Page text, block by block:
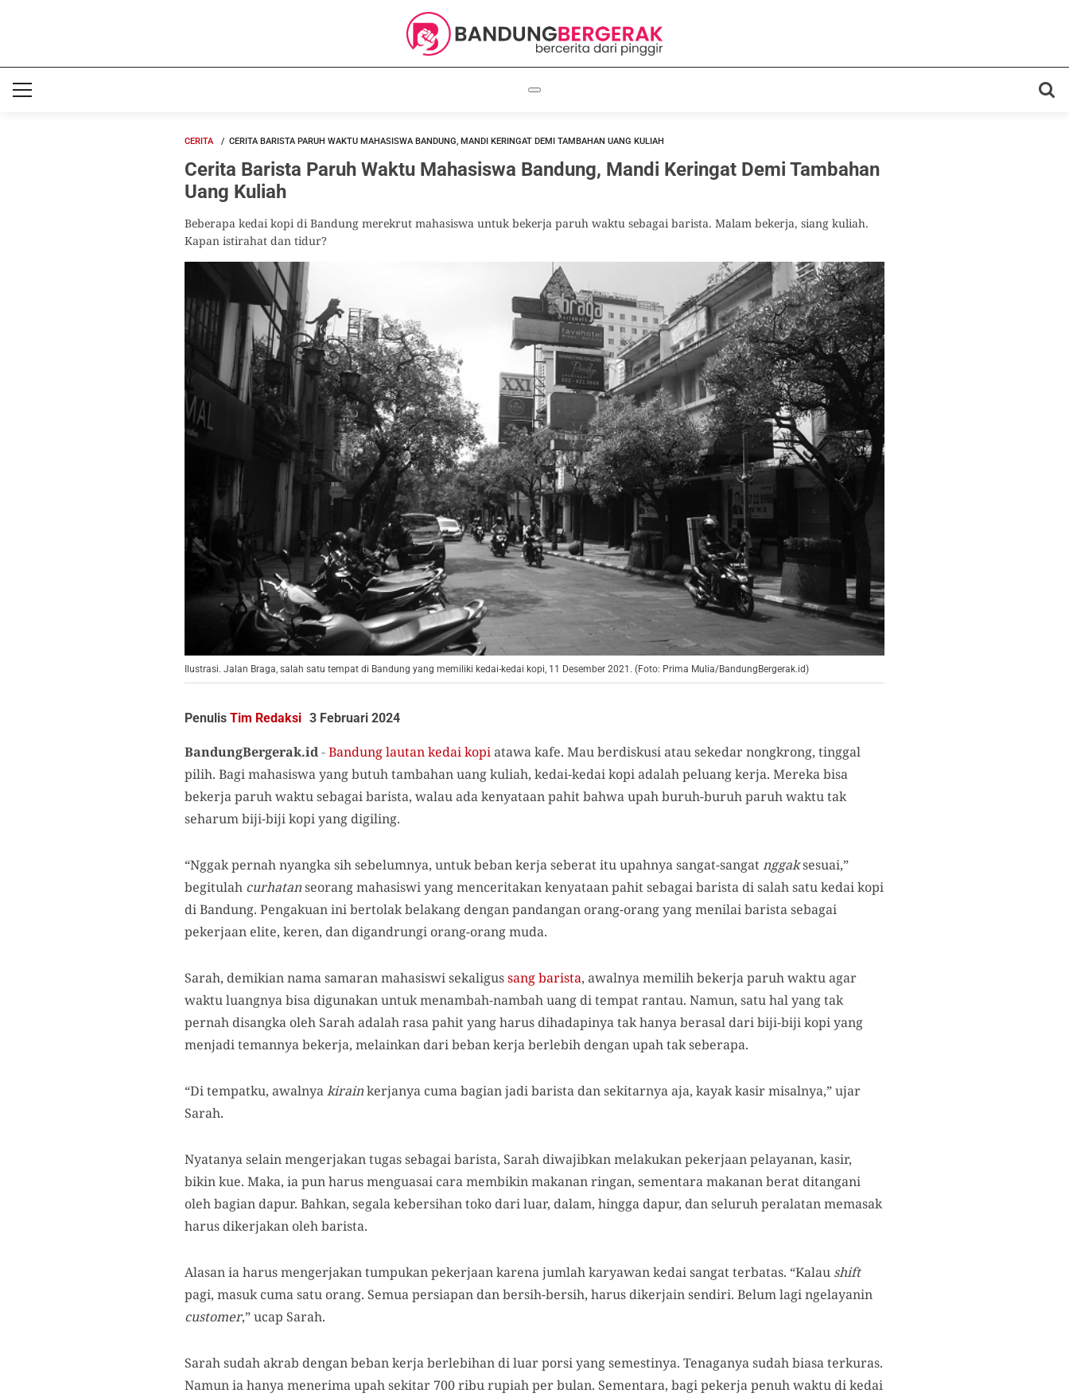
CERITA CERITA BARISTA PARUH WAKTU MAHASISWA BANDUNG, MANDI KERINGAT DEMI TAMBAHAN UANG KULIAH
Cerita Barista Paruh Waktu Mahasiswa Bandung, Mandi Keringat Demi Tambahan
Uang Kuliah
Beberapa kedai kopi di Bandung merekrut mahasiswa untuk bekerja paruh waktu sebagai barista. Malam bekerja, siang kuliah.
Kapan istirahat dan tidur?
Ilustrasi. Jalan Braga, salah satu tempat di Bandung yang memiliki kedai-kedai kopi, 11 Desember 2021. (Foto: Prima Mulia/BandungBergerak.id)
Penulis Tim Redaksi 3 Februari 2024
BandungBergerak.id-Bandung lautan kedai kopiatawa kafe. Mau berdiskusi atau sekedar nongkrong, tinggal
pilih. Bagi mahasiswa yang butuh tambahan uang kuliah, kedai-kedai kopi adalah peluang kerja. Mereka bisa
bekerja paruh waktu sebagai barista, walau ada kenyataan pahit bahwa upah buruh-buruh paruh waktu tak
seharum biji-biji kopi yang digiling.
“Nggak pernah nyangka sih sebelumnya, untuk beban kerja seberat itu upahnya sangat-sangatnggaksesuai,”
begitulah curhatanseorang mahasiswi yang menceritakan kenyataan pahit sebagai barista di salah satu kedai kopi
di Bandung. Pengakuan ini bertolak belakang dengan pandangan orang-orang yang menilai barista sebagai
pekerjaan elite, keren, dan digandrungi orang-orang muda.
Sarah, demikian nama samaran mahasiswi sekaligussang barista, awalnya memilih bekerja paruh waktu agar
waktu luangnya bisa digunakan untuk menambah-nambah uang di tempat rantau. Namun, satu hal yang tak
pernah disangka oleh Sarah adalah rasa pahit yang harus dihadapinya tak hanya berasal dari biji-biji kopi yang
menjadi temannya bekerja, melainkan dari beban kerja berlebih dengan upah tak seberapa.
“Di tempatku, awalnyakirainkerjanya cuma bagian jadi barista dan sekitarnya aja, kayak kasir misalnya,” ujar
Sarah.
Nyatanya selain mengerjakan tugas sebagai barista, Sarah diwajibkan melakukan pekerjaan pelayanan, kasir,
bikin kue. Maka, ia pun harus menguasai cara membikin makanan ringan, sementara makanan berat ditangani
oleh bagian dapur. Bahkan, segala kebersihan toko dari luar, dalam, hingga dapur, dan seluruh peralatan memasak
harus dikerjakan oleh barista.
Alasan ia harus mengerjakan tumpukan pekerjaan karena jumlah karyawan kedai sangat terbatas. “Kalau shift
pagi, masuk cuma satu orang. Semua persiapan dan bersih-bersih, harus dikerjain sendiri. Belum lagi ngelayanin
customer,” ucap Sarah.
Sarah sudah akrab dengan beban kerja berlebihan di luar porsi yang semestinya. Tenaganya sudah biasa terkuras.
Namun ia hanya menerima upah sekitar 700 ribu rupiah per bulan. Sementara, bagi pekerja penuh waktu di kedai